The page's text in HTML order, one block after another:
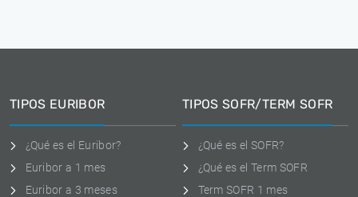
TIPOS EURIBOR
¿Qué es el Euribor?
Euribor a 1 mes
Euribor a 3 meses
TIPOS SOFR/TERM SOFR
¿Qué es el SOFR?
¿Qué es el Term SOFR
Term SOFR 1 mes